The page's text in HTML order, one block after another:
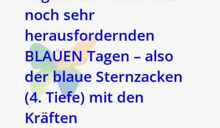
noch sehr
herausfordernden
BLAUEN Tagen – also
der blaue Sternzacken
(4. Tiefe) mit den
Kräften